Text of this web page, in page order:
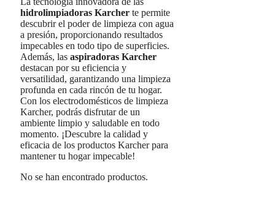
hidrolimpiadoras Karcher te permite
descubrir el poder de limpieza con agua
a presión, proporcionando resultados
impecables en todo tipo de superficies.
Además, las aspiradoras Karcher
destacan por su eficiencia y
versatilidad, garantizando una limpieza
profunda en cada rincón de tu hogar.
Con los electrodomésticos de limpieza
Karcher, podrás disfrutar de un
ambiente limpio y saludable en todo
momento. ¡Descubre la calidad y
eficacia de los productos Karcher para
mantener tu hogar impecable!
No se han encontrado productos.